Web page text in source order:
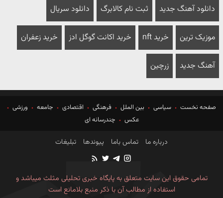
دانلود آهنگ جدید ثبت نام کالابرگ دانلود سریال
موزیک ترین خرید nft خرید اکانت گوگل ادز خرید زعفران
آهنگ جدید زرچین
صفحه نخست سیاسی بین الملل فرهنگی اقتصادی جامعه
ورزشی
عکس
چندرسانه ای
درباره ما تماس باما پیوندها تبلیغات
تمامی حقوق این سایت متعلق به پایگاه خبری تحلیلی مثلث میباشد و
استفاده از مطالب آن با ذکر منبع بلامانع است